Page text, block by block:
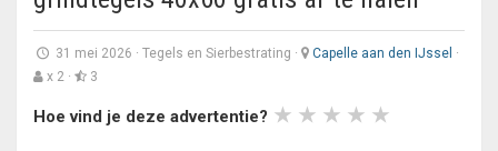
31 mei 2026 · Tegels en Sierbestrating · Capelle aan den IJssel ·
x 2 ·
3
Hoe vind je deze advertentie?